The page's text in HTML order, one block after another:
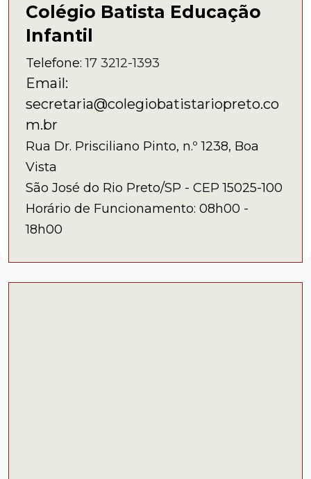
Colégio Batista Educação
Infantil
Telefone:17 3212-1393
Email:
secretaria@colegiobatistariopreto.co
m.br
Rua Dr. Prisciliano Pinto, n.º 1238, Boa
Vista
São José do Rio Preto/SP - CEP 15025-100
Horário de Funcionamento: 08h00 -
18h00